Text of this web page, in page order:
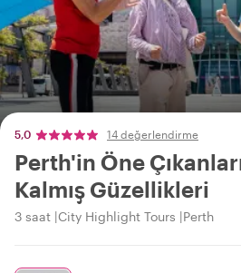
5,0 14 değerlendirme
Perth'in Öne
Kalmış Güzellikleri
3 saat City Highlight Tours Perth